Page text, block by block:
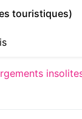
touristiques)